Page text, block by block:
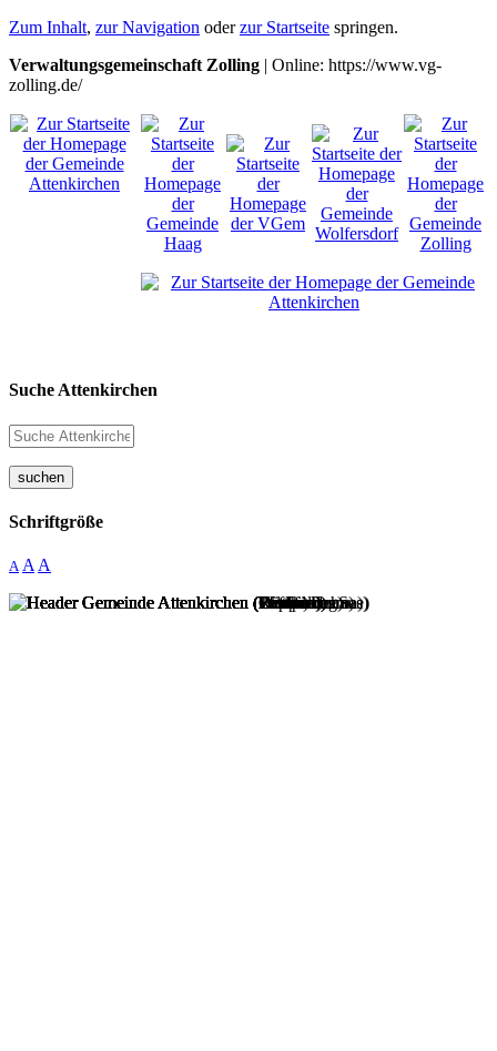
Zum Inhalt, zur Navigation oderzur Startseite springen.
Verwaltungsgemeinschaft Zolling | Online: https://www.vg-
zolling.de/
Suche Attenkirchen
suchen
Schriftgröße
A A A